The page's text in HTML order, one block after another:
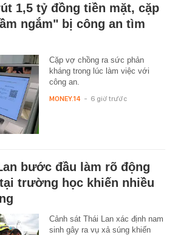
1,5 tỷ đồng tiền mặt, cặp
ngắm" bị công an tìm
Cặp vợ chồng ra sức phản
kháng trong lúc làm việc với
công an.
MONEY.14 - 6 giờ trước
bước đầu làm rõ động
trường học khiến nhiều
Cảnh sát Thái Lan xác định nam
sinh gây ra vụ xả súng khiến